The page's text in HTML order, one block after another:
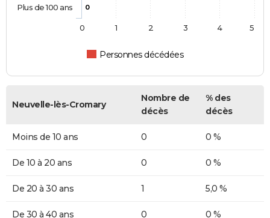
0
Personnes décédées
Plus de 100 ans
0 1 2 3 4 5
Neuvelle-lès-Cromary
Nombre de
décès
% des
décès
Moins de 10 ans 0 0 %
De 10 à 20 ans 0 0 %
De 20 à 30 ans 1 5,0 %
De 30 à 40 ans 0 0 %